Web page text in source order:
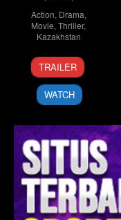
Action, Drama,
Movie,Thriller,
Kazakhstan
15
Aug
2024
Adilkhan
Yerzhanov
TRAILER
WATCH